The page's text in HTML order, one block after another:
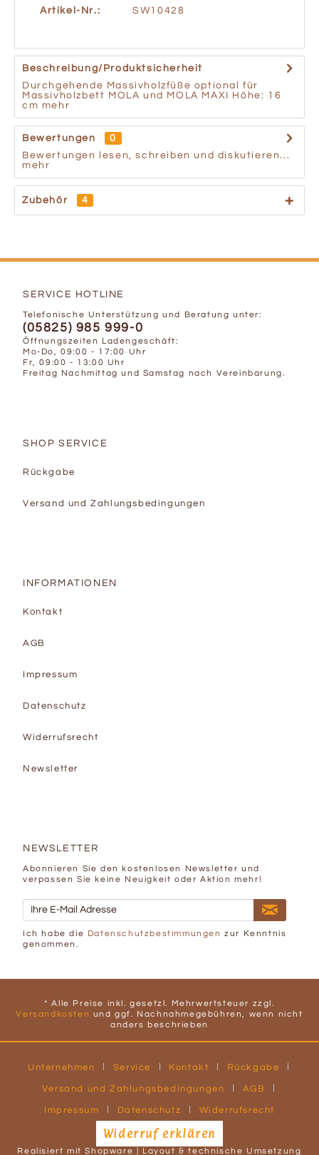
Artikel-Nr.: SW10428
Beschreibung/Produktsicherheit
Durchgehende Massivholzfüße optional für
Massivholzbett MOLA und MOLA MAXI Höhe: 16
cm mehr
Bewertungen
0
Bewertungen lesen, schreiben und diskutieren...
mehr
Zubehör 4
SERVICE HOTLINE
Telefonische Unterstützung und Beratung unter:
(05825) 985 999-0
Öffnungszeiten Ladengeschäft:
Mo-Do, 09:00 - 17:00 Uhr
Fr, 09:00 - 13:00 Uhr
Freitag Nachmittag und Samstag nach Vereinbarung.
SHOP SERVICE
Rückgabe
Versand und Zahlungsbedingungen
INFORMATIONEN
Kontakt
AGB
Impressum
Datenschutz
Widerrufsrecht
Newsletter
NEWSLETTER
Abonnieren Sie den kostenlosen Newsletter und
verpassen Sie keine Neuigkeit oder Aktion mehr!
Ich habe die Datenschutzbestimmungen zur Kenntnis
genommen.
* Alle Preise inkl. gesetzl. Mehrwertsteuer zzgl.
Versandkosten und ggf. Nachnahmegebühren, wenn nicht
anders beschrieben
Unternehmen Service Kontakt Rückgabe
Versand und Zahlungsbedingungen AGB
Impressum Datenschutz Widerrufsrecht
Widerruf erklären
Realisiert mit Shopware | Layout & technische Umsetzung